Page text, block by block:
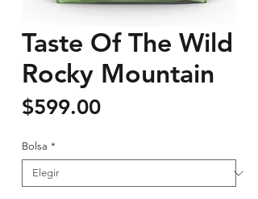
Taste Of The Wild
Rocky Mountain
$599.00Precio
Bolsa *